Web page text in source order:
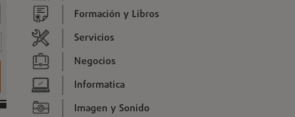
Formación y Libros
Servicios
Negocios
Informatica
Imagen y Sonido